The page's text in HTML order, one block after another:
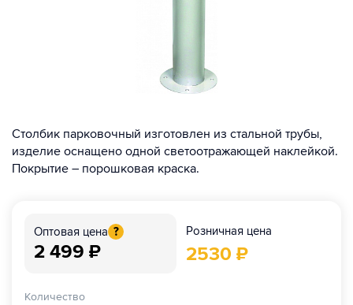
Столбик парковочный изготовлен из стальной трубы,
изделие оснащено одной светоотражающей наклейкой.
Покрытие – порошковая краска.
Оптовая цена ?
2 499 ₽
Розничная цена
2530 ₽
Количество